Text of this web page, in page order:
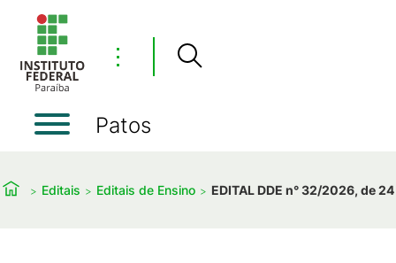
⋮
Patos
Editais Editais de Ensino EDITAL DDE n° 32/2026, de